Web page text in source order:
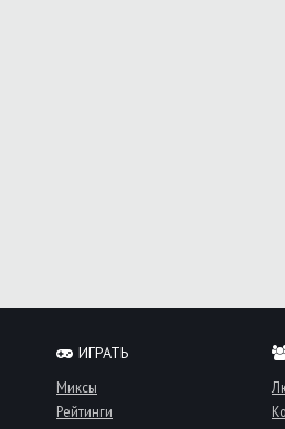
ИГРАТЬ
Миксы
Рейтинги